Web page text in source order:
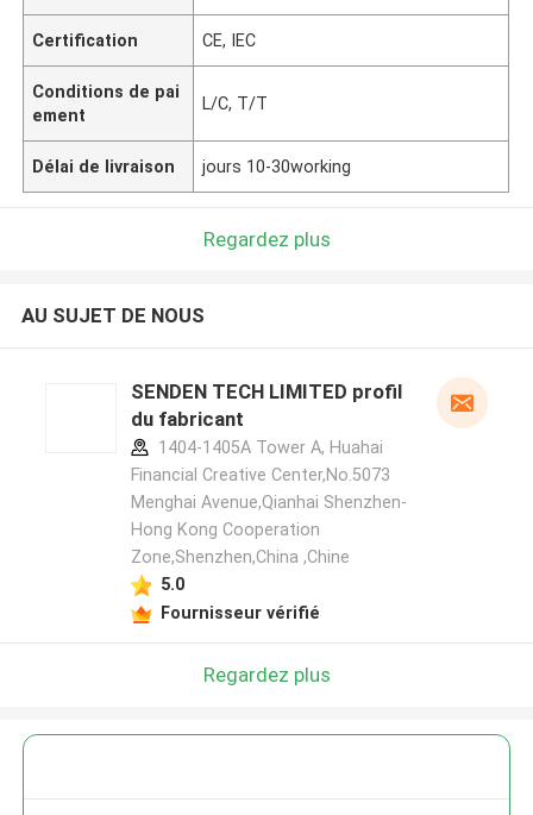
Certification CE, IEC
Conditions de pai
ement
L/C, T/T
Délai de livraison jours 10-30working
Regardez plus
AU SUJET DE NOUS
SENDEN TECH LIMITED profil
du fabricant
1404-1405A Tower A, Huahai
Financial Creative Center,No.5073
Menghai Avenue,Qianhai Shenzhen-
Hong Kong Cooperation
Zone,Shenzhen,China ,Chine
5.0
Fournisseur vérifié
Regardez plus